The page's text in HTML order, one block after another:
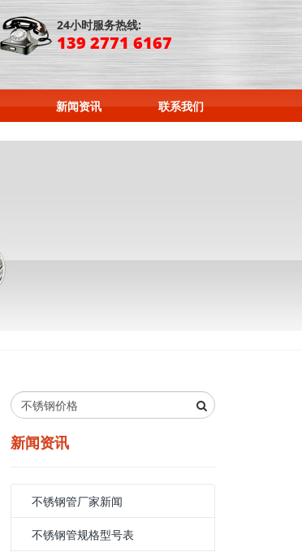
24小时服务热线:
139 2771 6167
新闻资讯 联系我们
新闻资讯
不锈钢管厂家新闻
不锈钢管规格型号表